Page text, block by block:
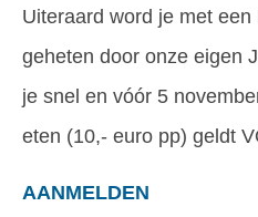
Uiteraard word je met
geheten door onze eigen
je snel en vóór 5
eten (10,- euro pp) geldt
AANMELDEN